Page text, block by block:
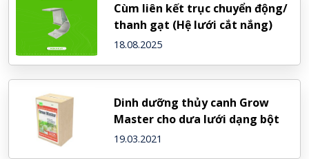
Cùm liên kết trục chuyển động/
thanh gạt (Hệ lưới cắt nắng)
18.08.2025
Dinh dưỡng thủy canh Grow
Master cho dưa lưới dạng bột
19.03.2021